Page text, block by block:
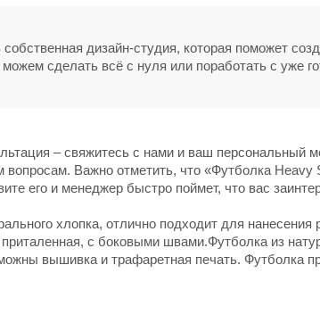
собственная дизайн-студия, которая поможет
сделать всё с нуля или поработать с уже
– свяжитесь с нами и ваш персональный
вопросам. Важно отметить, что «Футболка
его и менеджер быстро поймет, что вас
хлопка, отлично подходит для
с боковыми швами.Футболка из
вышивка и трафаретная печать. Футболка